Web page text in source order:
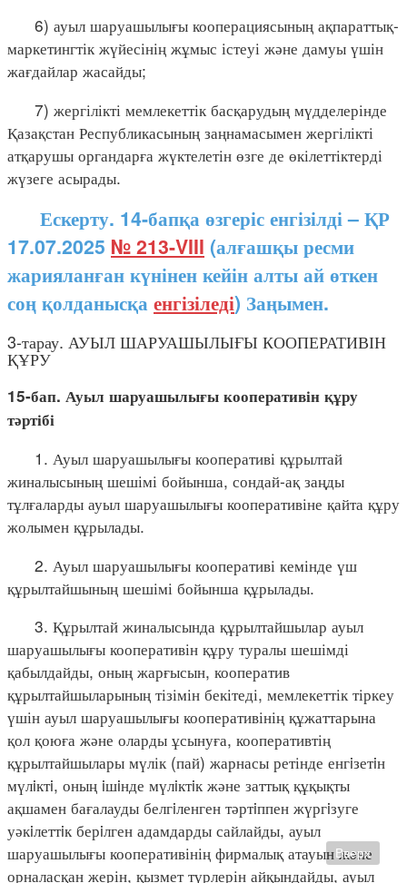
6) ауыл шаруашылығы кооперациясының ақпараттық-
маркетингтік жүйесінің жұмыс істеуі және дамуы үшін
жағдайлар жасайды;
7) жергілікті мемлекеттік басқарудың мүдделерінде
Қазақстан Республикасының заңнамасымен жергілікті
атқарушы органдарға жүктелетін өзге де өкілеттіктерді
жүзеге асырады.
Ескерту. 14-бапқа өзгеріс енгізілді – ҚР
17.07.2025 № 213-VIII (алғашқы ресми
жарияланған күнінен кейін алты ай өткен
соң қолданысқа енгізіледі) Заңымен.
3-тарау. АУЫЛ ШАРУАШЫЛЫҒЫ КООПЕРАТИВІН
ҚҰРУ
15-бап. Ауыл шаруашылығы кооперативін құру
тәртібі
1. Ауыл шаруашылығы кооперативі құрылтай
жиналысының шешімі бойынша, сондай-ақ заңды
тұлғаларды ауыл шаруашылығы кооперативіне қайта құру
жолымен құрылады.
2. Ауыл шаруашылығы кооперативі кемінде үш
құрылтайшының шешімі бойынша құрылады.
3. Құрылтай жиналысында құрылтайшылар ауыл
шаруашылығы кооперативін құру туралы шешімді
қабылдайды, оның жарғысын, кооператив
құрылтайшыларының тізімін бекітеді, мемлекеттік тіркеу
үшін ауыл шаруашылығы кооперативінің құжаттарына
қол қоюға және оларды ұсынуға, кооперативтің
құрылтайшылары мүлік (пай) жарнасы ретінде енгiзетiн
мүлiктi, оның iшiнде мүлiктiк және заттық құқықты
ақшамен бағалауды белгiленген тәртiппен жүргiзуге
уәкiлеттiк берiлген адамдарды сайлайды, ауыл
шаруашылығы кооперативінің фирмалық атауын және
орналасқан жерін, қызмет түрлерін айқындайды, ауыл
Вверх